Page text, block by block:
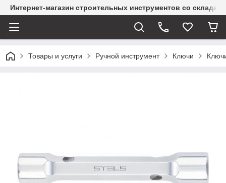
Интернет-магазин строительных инструментов со склада
Товары и услуги Ручной инструмент Ключи